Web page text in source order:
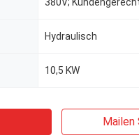
Hydraulisch
10,5 KW
Mailen